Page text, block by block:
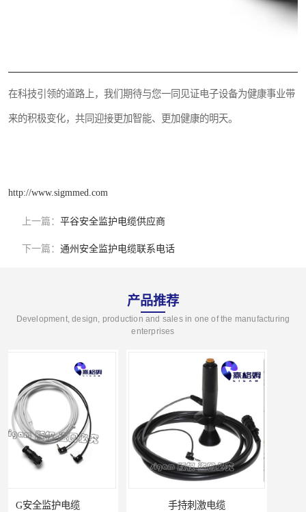
在科技引领的道路上，我们期待与您一同见证电子设备为健康事业带
来的积极变化，共同迎接更加智能、更加健康的明天。
http://www.sigmmed.com
上一篇： 平谷安全监护电缆供应商
下一篇： 通州安全监护电缆联系电话
产品推荐
Development, design, production and sales in one of the manufacturing
enterprises
手持刺激电缆 平凹刺激电极片